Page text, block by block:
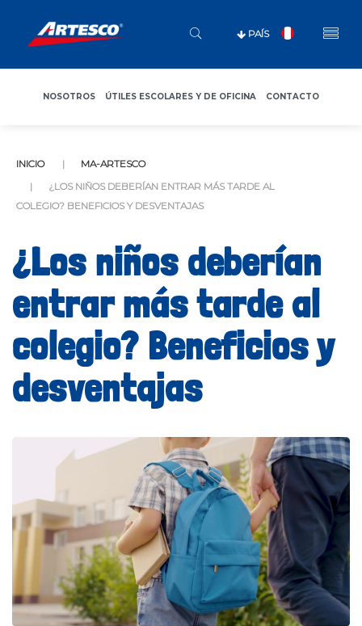
PAÍS
NOSOTROS ÚTILES ESCOLARES Y DE OFICINA CONTACTO
INICIO
MA-ARTESCO
¿LOS NIÑOS DEBERÍAN ENTRAR MÁS TARDE AL
COLEGIO? BENEFICIOS Y DESVENTAJAS
¿Los niños deberían
entrar más tarde al
colegio? Beneficios y
desventajas